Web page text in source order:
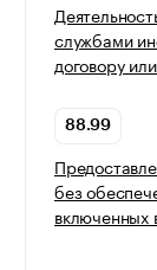
службами
договору
88.99
без
включенных